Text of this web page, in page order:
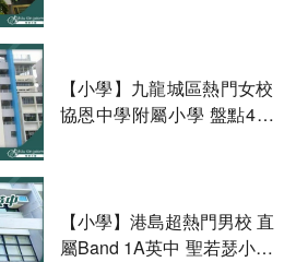
【小學】九龍城區熱門女校
協恩中學附屬小學 盤點4大
【小學】港島超熱門男校 直
屬Band 1A英中 聖若瑟小學